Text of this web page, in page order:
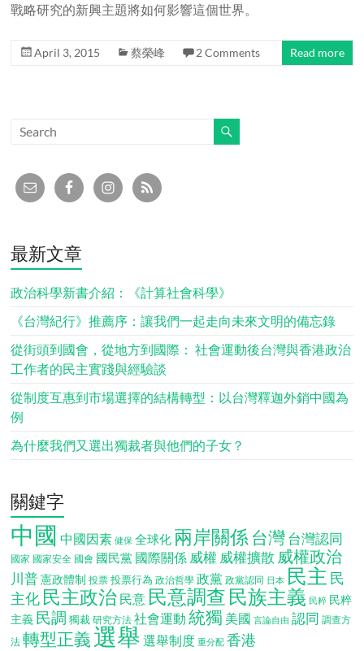
戰略研究的新興主題將如何影響這個世界。
April 3, 2015 蔡榮峰 2 Comments Read more
最新文章
政治科學新書介紹：《計算社會科學》
《台灣紀行》推薦序：讓我們一起走向未來文明的備忘錄
從街頭到國會，從地方到國際： 社會運動後台灣與香港政治
工作者的民主實踐與經驗談
從制度互惠到市場選擇的結構轉型：以台灣釋迦外銷中國為
例
為什麼我們又選出獨裁者與他們的子女？
關鍵字
中國 中國因素 健保 全球化 兩岸關係 台灣台灣認同
國家 國家安全 國會 國民黨 國際關係 威權 威權擴散 威權政治
川普 憲政體制 投票 投票行為 政治哲學 政黨 政黨認同 日本 民主 民
主化 民主政治 民意 民意調查 民族主義 民粹 民粹
主義 民調 獨裁 研究方法 社會運動 統獨 美國 言論自由 認同 調查方
法 轉型正義 選舉 選舉制度 重分配 香港